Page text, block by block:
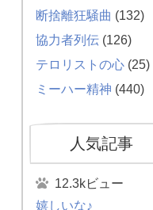
断捨離狂騒曲 (132)
協力者列伝 (126)
テロリストの心 (25)
ミーハー精神 (440)
人気記事
12.3kビュー
嬉しいな♪